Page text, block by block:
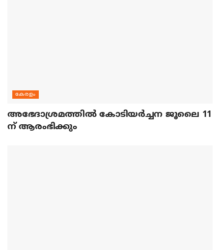
കേരളം
അഭേദാശ്രമത്തില്‍ കോടിയര്‍ച്ചന ജൂലൈ 11
ന് ആരംഭിക്കും